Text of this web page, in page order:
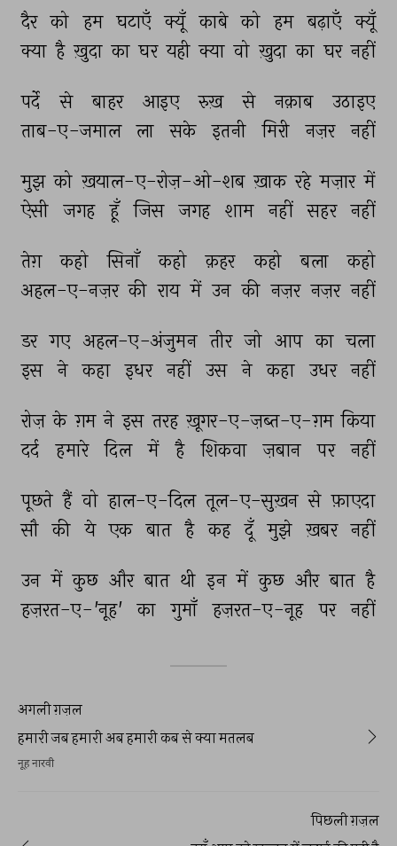
दैर को हम घटाएँ क्यूँ काबे को हम बढ़ाएँ क्यूँ
क्या है ख़ुदा का घर यही क्या वो ख़ुदा का घर नहीं
पर्दे से बाहर आइए रुख़ से नक़ाब
उठाइए
ताब-ए-जमाल
ला सके इतनी मिरी नज़र नहीं
मुझ को ख़याल-ए-रोज़-ओ-शब ख़ाक रहे मज़ार में
ऐसी
जगह हूँ जिस जगह शाम नहीं सहर नहीं
तेग़ कहो सिनाँ कहो क़हर कहो बला
कहो
अहल-ए-नज़र की राय में उन की नज़र नज़र नहीं
डर गए अहल-ए-अंजुमन तीर जो आप का चला
इस
ने कहा इधर नहीं उस ने कहा उधर नहीं
रोज़ के ग़म ने इस तरह ख़ूगर-ए-ज़ब्त-ए-ग़म किया
दर्द
हमारे दिल में है शिकवा ज़बान पर नहीं
पूछते हैं वो हाल-ए-दिल तूल-ए-सुख़न से फ़ाएदा
सौ की ये एक बात है कह दूँ मुझे ख़बर नहीं
उन में कुछ और बात थी इन में कुछ और बात है
हज़रत-ए-'नूह'
का गुमाँ हज़रत-ए-नूह पर नहीं
अगली ग़ज़ल
हमारी जब हमारी अब हमारी कब से क्या मतलब
नूह नारवी
पिछली ग़ज़ल